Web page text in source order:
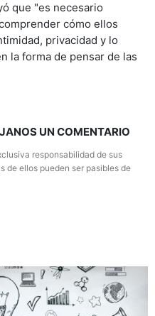
que "es necesario
cómo ellos
privacidad y lo
la forma de pensar de las
UN COMENTARIO
responsabilidad de sus
de ellos pueden ser pasibles de